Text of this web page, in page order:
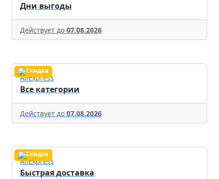
Дни выгоды
Действует до 07.08.2026
AliExpress
Все категории
Действует до 07.08.2026
AliExpress
Быстрая доставка